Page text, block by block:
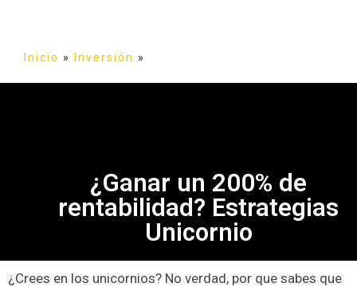
Inicio » Inversión »
¿Ganar un 200% de
rentabilidad? Estrategias
Unicornio
¿Crees en los unicornios? No verdad, por que sabes que